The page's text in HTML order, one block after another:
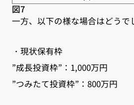
図7
一方、以下の様な場合はどうで
・現状保有枠
”成長投資枠”：1,000万円
”つみたて投資枠”：800万円